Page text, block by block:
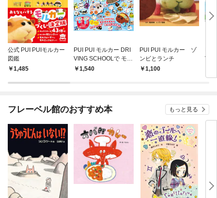
公式 PUI PUIモルカー
図鑑
1,485
PUI PUI モルカー DRI
VING SCHOOLで モル
カーを さがせ！
1,540
PUI PUI モルカー ゾ
ンビとランチ
1,100
イ
フレーベル館のおすすめ本 もっと見る